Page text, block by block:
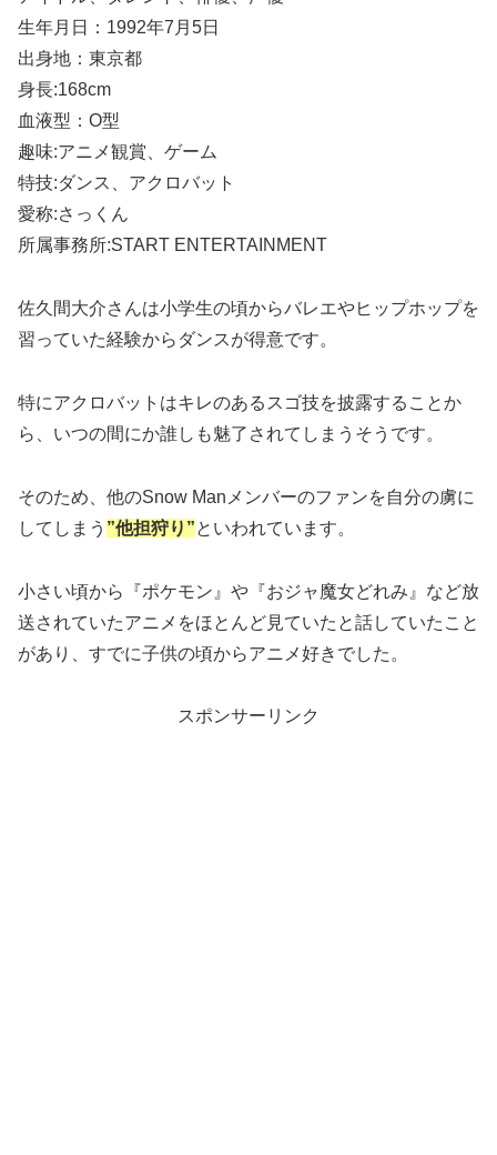
生年月日：1992年7月5日
出身地：東京都
身長:168cm
血液型：O型
趣味:アニメ観賞、ゲーム
特技:ダンス、アクロバット
愛称:さっくん
所属事務所:START ENTERTAINMENT
佐久間大介さんは小学生の頃からバレエやヒップホップを
習っていた経験からダンスが得意です。
特にアクロバットはキレのあるスゴ技を披露することか
ら、いつの間にか誰しも魅了されてしまうそうです。
そのため、他のSnow Manメンバーのファンを自分の虜に
してしまう ”他担狩り”といわれています。
小さい頃から『ポケモン』や『おジャ魔女どれみ』など放
送されていたアニメをほとんど見ていたと話していたこと
があり、すでに子供の頃からアニメ好きでした。
スポンサーリンク